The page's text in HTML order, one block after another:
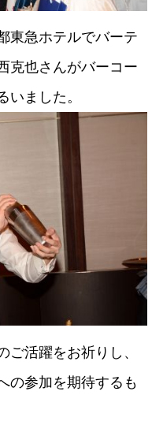
東急ホテルでバーテ
克也さんがバーコー
いました。
ご活躍をお祈りし、
の参加を期待するも